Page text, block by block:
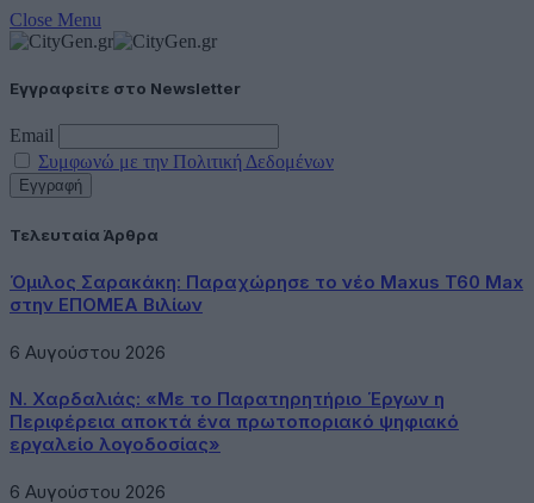
Close Menu
Εγγραφείτε στο Newsletter
Email
Συμφωνώ με την Πολιτική Δεδομένων
Τελευταία Άρθρα
Όμιλος Σαρακάκη: Παραχώρησε το νέο Maxus T60 Max
στην ΕΠΟΜΕΑ Βιλίων
6 Αυγούστου 2026
Ν. Χαρδαλιάς: «Με το Παρατηρητήριο Έργων η
Περιφέρεια αποκτά ένα πρωτοποριακό ψηφιακό
εργαλείο λογοδοσίας»
6 Αυγούστου 2026